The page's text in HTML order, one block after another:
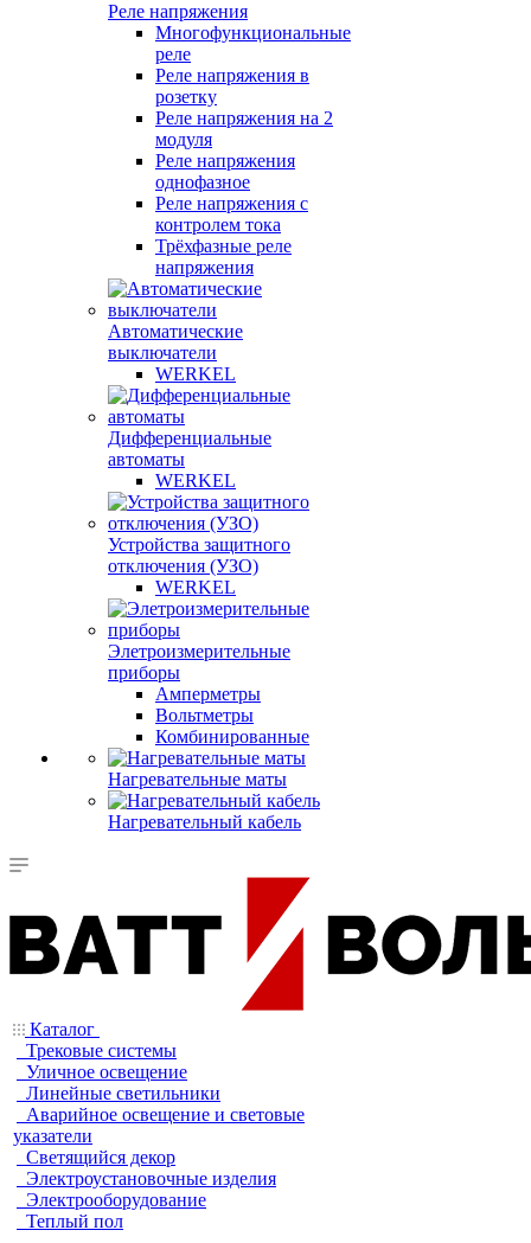
Реле напряжения
Многофункциональные
реле
Реле напряжения в
розетку
Реле напряжения на 2
модуля
Реле напряжения
однофазное
Реле напряжения с
контролем тока
Трёхфазные реле
напряжения
Автоматические
выключатели
WERKEL
Дифференциальные
автоматы
WERKEL
Устройства защитного
отключения (УЗО)
WERKEL
Элетроизмерительные
приборы
Амперметры
Вольтметры
Комбинированные
Нагревательные маты
Нагревательный кабель
Каталог
Трековые системы
Уличное освещение
Линейные светильники
Аварийное освещение и световые
указатели
Светящийся декор
Электроустановочные изделия
Электрооборудование
Теплый пол